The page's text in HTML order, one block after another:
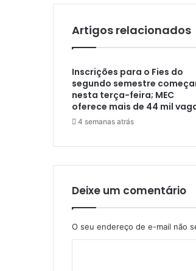
Artigos relacionados
Inscrições para o Fies do
segundo semestre
nesta terça-feira; MEC
oferece mais de 44 mil
4 semanas atrás
Deixe um comentário
O seu endereço de e-mail não